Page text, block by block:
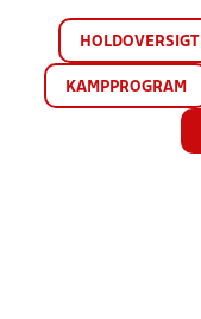
HOLDOVERSIGT
KAMPPROGRAM